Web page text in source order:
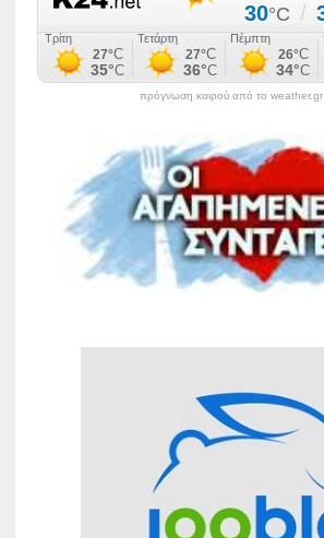
πρόγνωση καιρού από το weather.gr